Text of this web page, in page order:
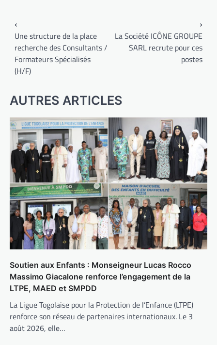
Navigation
de
l’article
⟵
Une structure de la place
recherche des Consultants /
Formateurs Spécialisés
(H/F)
La Société ICÔNE GROUPE
SARL recrute pour ces
postes
⟶
AUTRES ARTICLES
Soutien aux Enfants : Monseigneur Lucas Rocco
Massimo Giacalone renforce l’engagement de la
LTPE, MAED et SMPDD
La Ligue Togolaise pour la Protection de l’Enfance (LTPE)
renforce son réseau de partenaires internationaux. Le 3
août 2026, elle…